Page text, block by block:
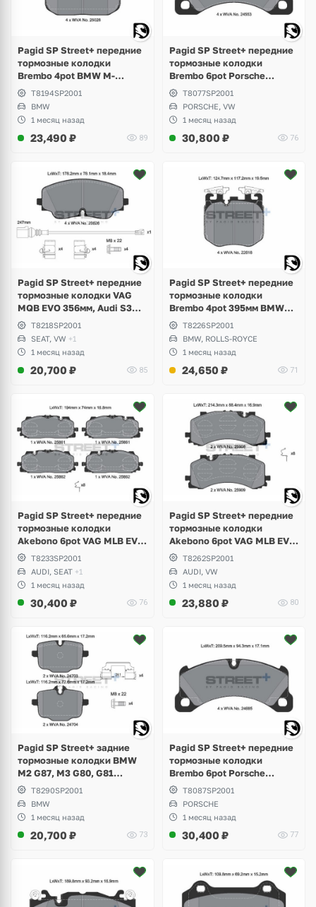
Pagid SP Street+ передние
тормозные колодки
Brembo 4pot BMW M-
Perfomance F-Series, M2
F87, M3 F80, M4 F82
T8194SP2001
BMW
1 месяц назад
23,490 ₽ 89
Pagid SP Street+ передние
тормозные колодки
Brembo 6pot Porsche
Cayenne 955, 957,
Panamera 970, 971,
Volkswagen Touareg GP, NF
T8077SP2001
PORSCHE, VW
1 месяц назад
30,800 ₽ 76
Pagid SP Street+ передние
тормозные колодки VAG
MQB EVO 356мм, Audi S3
8Y, Volkswagen Golf 8 R,
Tiguan, Arteon, Seat Leon,
Formentor Cupra
T8218SP2001
SEAT, VW +1
1 месяц назад
20,700 ₽ 85
Pagid SP Street+ передние
тормозные колодки
Brembo 4pot 395мм BMW
G30, G31, G32, X5 G05, X6
G06, X7 G07, Rolls-Royce
Cullinan, Phantom, Ghost
T8226SP2001
BMW, ROLLS-ROYCE
1 месяц назад
24,650 ₽ 71
Pagid SP Street+ передние
тормозные колодки
Akebono 6pot VAG MLB EVO
350, 375мм, Audi RS3 8Y,
RSQ3 F3, SQ5 FY, S4, RS4
B9, S5, RS5 8W, A6 C8, A7,
Q7, Q8
T8233SP2001
AUDI, SEAT +1
1 месяц назад
30,400 ₽ 76
Pagid SP Street+ передние
тормозные колодки
Akebono 6pot VAG MLB EVO
350, 370мм, Audi A6 Allroad
C8, С9, A7, A8 D5, Q7, Q8,
Volkswagen Touareg
T8262SP2001
AUDI, VW
1 месяц назад
23,880 ₽ 80
Pagid SP Street+ задние
тормозные колодки BMW
M2 G87, M3 G80, G81
Touring, M4 Competition
G82, M5 F10, M6 F06, F13,
X3M F97, X4M F98
T8290SP2001
BMW
1 месяц назад
20,700 ₽ 73
Pagid SP Street+ передние
тормозные колодки
Brembo 6pot Porsche
Cayenne 958, 3.0 Diesel,
Hybrid, 3.6 S, GTS
T8087SP2001
PORSCHE
1 месяц назад
30,400 ₽ 77